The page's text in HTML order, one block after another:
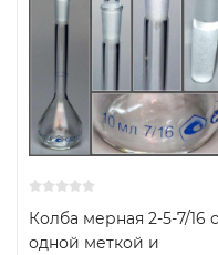
Колба мерная 2-5-7/16 с
одной меткой и